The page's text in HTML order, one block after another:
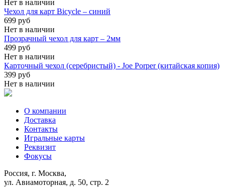
Нет в наличии
Чехол для карт Bicycle – синий
699 руб
Нет в наличии
Прозрачный чехол для карт – 2мм
499 руб
Нет в наличии
Карточный чехол (серебристый) - Joe Porper (китайская копия)
399 руб
Нет в наличии
О компании
Доставка
Контакты
Игральные карты
Реквизит
Фокусы
Россия, г. Москва,
ул. Авиамоторная, д. 50, стр. 2